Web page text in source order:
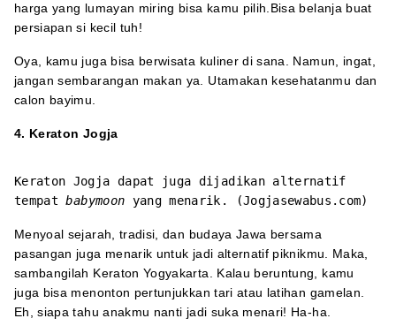
harga yang lumayan miring bisa kamu pilih.Bisa belanja buat
persiapan si kecil tuh!
Oya, kamu juga bisa berwisata kuliner di sana. Namun, ingat,
jangan sembarangan makan ya. Utamakan kesehatanmu dan
calon bayimu.
4. Keraton Jogja
Keraton Jogja dapat juga dijadikan alternatif
tempatbabymoon yang menarik. (Jogjasewabus.com)
Menyoal sejarah, tradisi, dan budaya Jawa bersama
pasangan juga menarik untuk jadi alternatif piknikmu. Maka,
sambangilah Keraton Yogyakarta. Kalau beruntung, kamu
juga bisa menonton pertunjukkan tari atau latihan gamelan.
Eh, siapa tahu anakmu nanti jadi suka menari! Ha-ha.